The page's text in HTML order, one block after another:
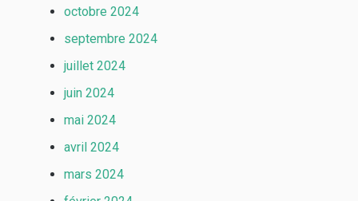
octobre 2024
septembre 2024
juillet 2024
juin 2024
mai 2024
avril 2024
mars 2024